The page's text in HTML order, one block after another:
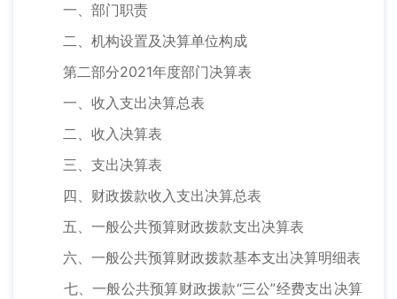
一、部门职责
二、机构设置及决算单位构成
第二部分2021年度部门决算表
一、收入支出决算总表
二、收入决算表
三、支出决算表
四、财政拨款收入支出决算总表
五、一般公共预算财政拨款支出决算表
六、一般公共预算财政拨款基本支出决算明细表
七、一般公共预算财政拨款“三公”经费支出决算